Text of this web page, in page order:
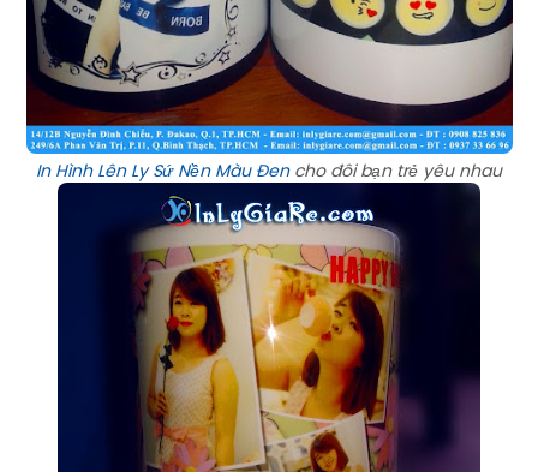
In Hình Lên Ly Sứ Nền Màu Đencho đôi bạn trẻ yêu nhau